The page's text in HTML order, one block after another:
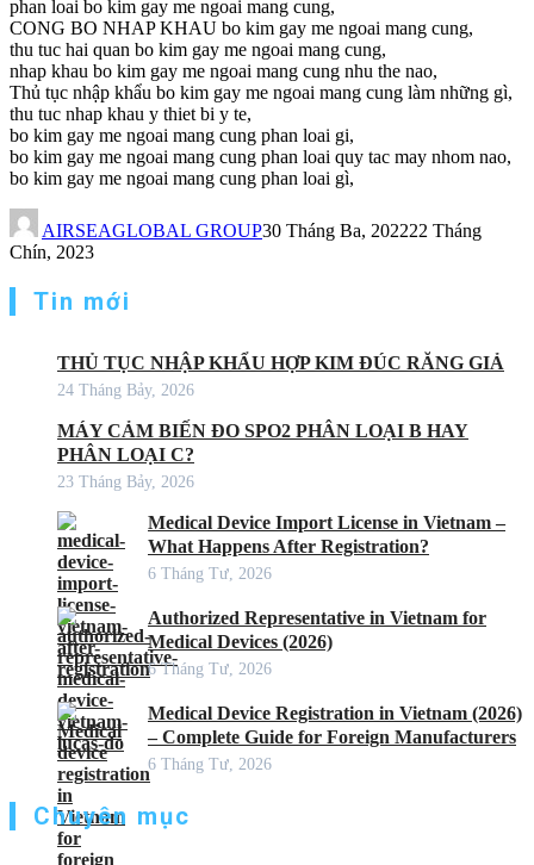
phan loai bo kim gay me ngoai mang cung,
CONG BO NHAP KHAU bo kim gay me ngoai mang cung,
thu tuc hai quan bo kim gay me ngoai mang cung,
nhap khau bo kim gay me ngoai mang cung nhu the nao,
Thủ tục nhập khẩu bo kim gay me ngoai mang cung làm những gì,
thu tuc nhap khau y thiet bi y te,
bo kim gay me ngoai mang cung phan loai gi,
bo kim gay me ngoai mang cung phan loai quy tac may nhom nao,
bo kim gay me ngoai mang cung phan loai gì,
AIRSEAGLOBAL GROUP30 Tháng Ba, 202222 Tháng
Chín, 2023
Tin mới
THỦ TỤC NHẬP KHẨU HỢP KIM ĐÚC RĂNG GIẢ
24 Tháng Bảy, 2026
MÁY CẢM BIẾN ĐO SPO2 PHÂN LOẠI B HAY
PHÂN LOẠI C?
23 Tháng Bảy, 2026
Medical Device Import License in Vietnam –
What Happens After Registration?
6 Tháng Tư, 2026
Authorized Representative in Vietnam for
Medical Devices (2026)
6 Tháng Tư, 2026
Medical Device Registration in Vietnam (2026)
– Complete Guide for Foreign Manufacturers
6 Tháng Tư, 2026
Chuyên mục